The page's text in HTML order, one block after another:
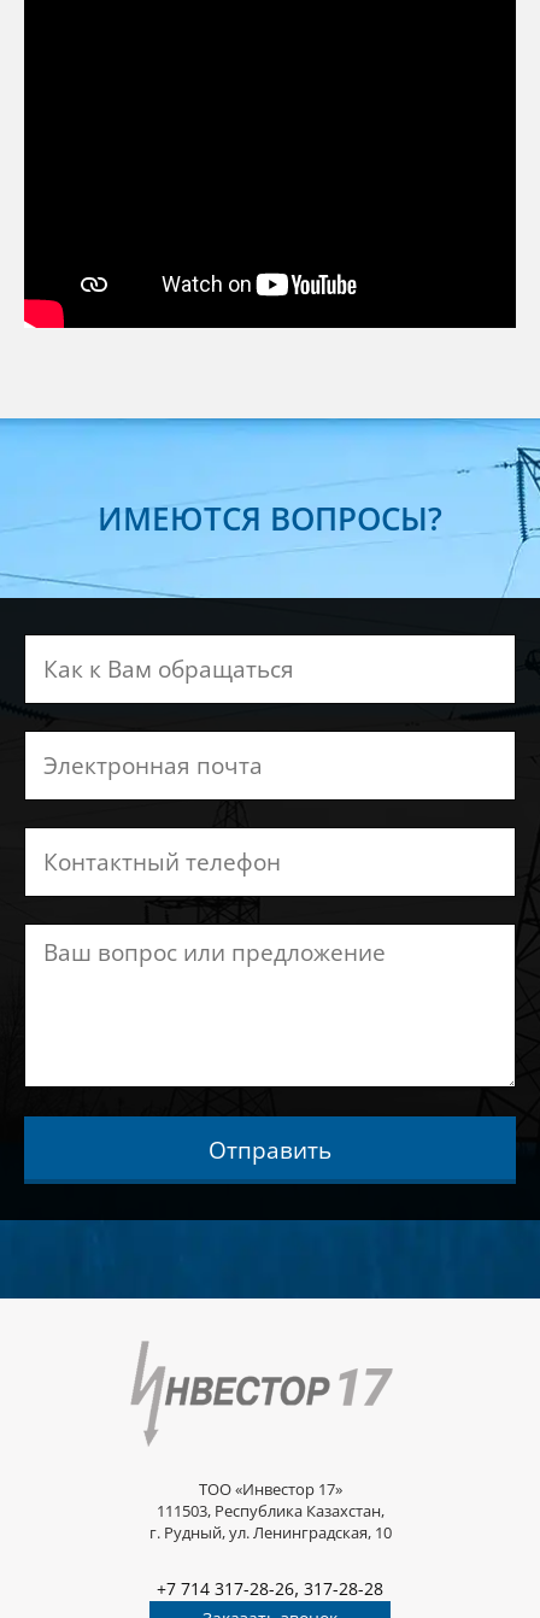
ИМЕЮТСЯ ВОПРОСЫ?
Отправить
ТОО «Инвестор 17»
111503, Республика Казахстан,
г. Рудный, ул. Ленинградская, 10
+7 714 317-28-26, 317-28-28